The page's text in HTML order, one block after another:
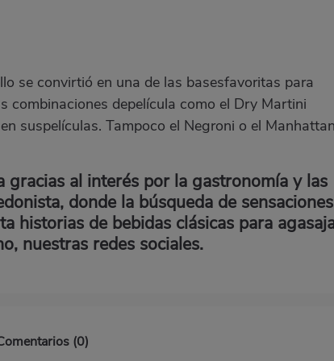
se convirtió en una de las basesfavoritas para
combinaciones depelícula como el Dry Martini
suspelículas. Tampoco el Negroni o el Manhattan
al interés por la gastronomía y las
donde la búsqueda de
historias de bebidas clásicas para
nuestras redes sociales.
(0)